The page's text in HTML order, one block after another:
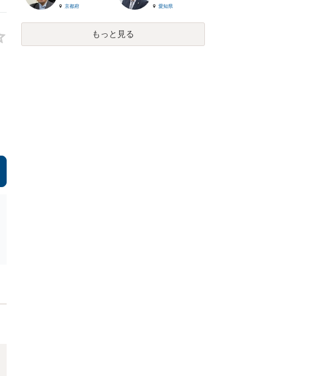
京都府
愛知県
もっと見る